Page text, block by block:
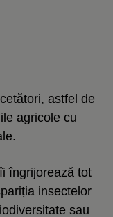
astfel de
agricole cu
îngrijorează tot
insectelor
sau